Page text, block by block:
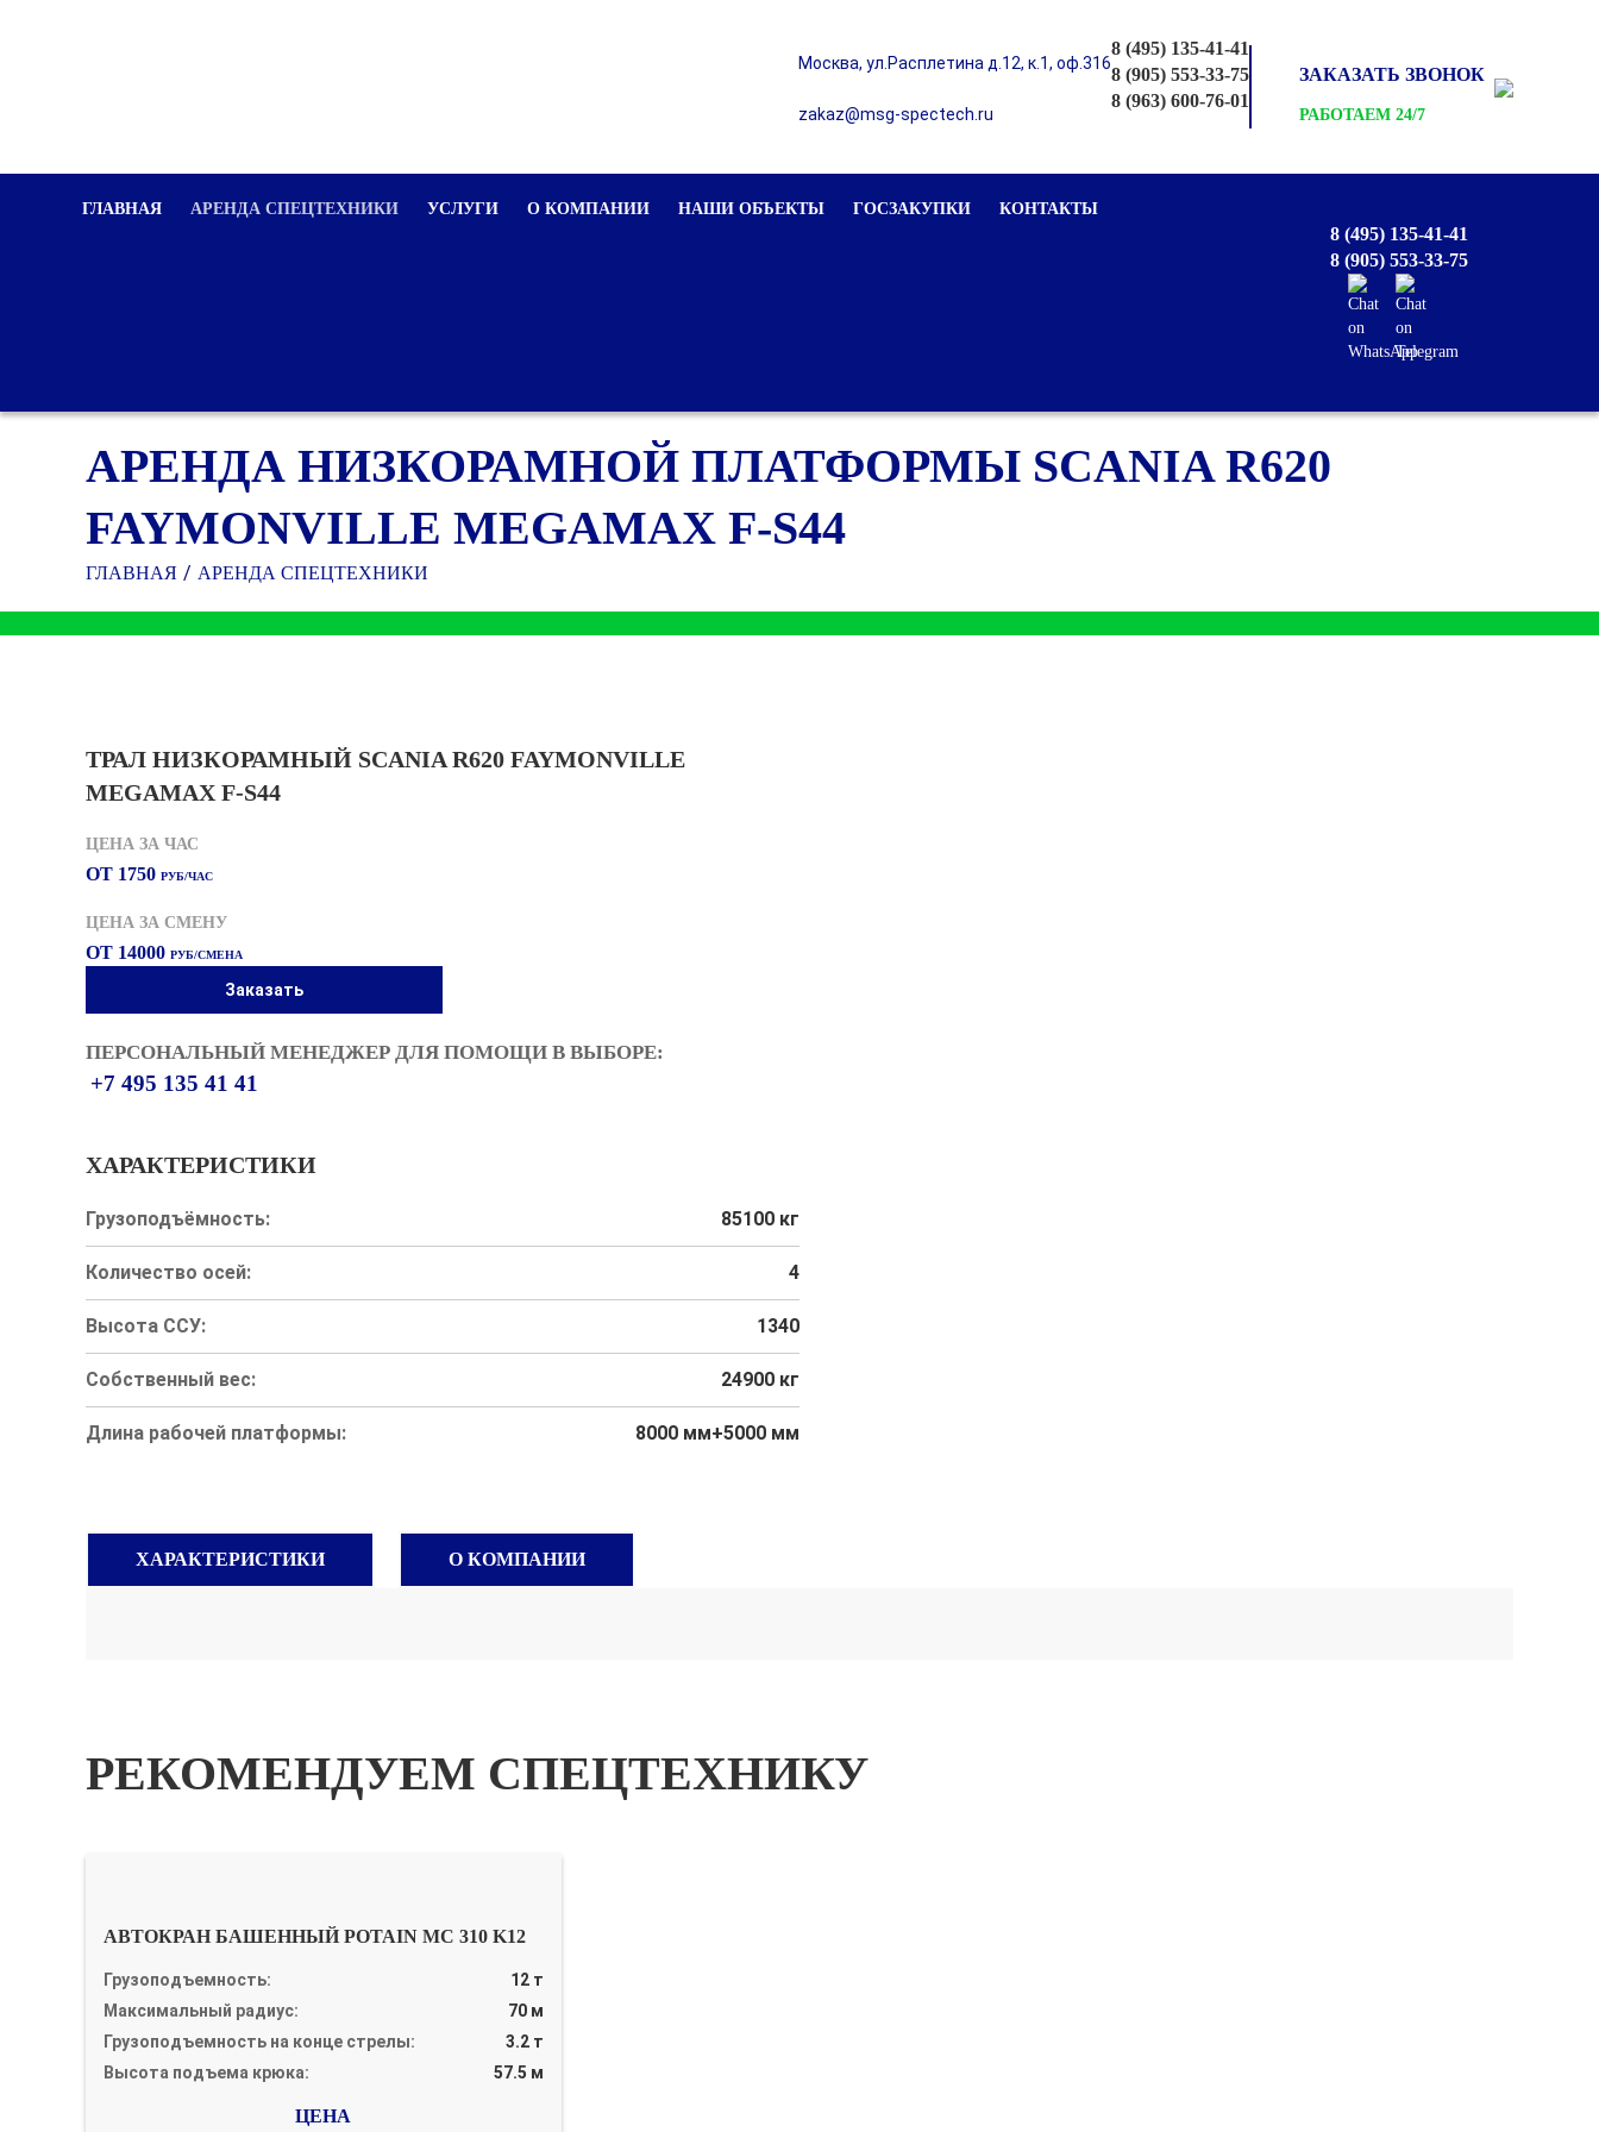
ГЛАВНАЯ АРЕНДА СПЕЦТЕХНИКИ УСЛУГИ О КОМПАНИИ НАШИ ОБЪЕКТЫ ГОСЗАКУПКИ КОНТАКТЫ
8 (495) 135-41-41
8 (905) 553-33-75
Москва, ул.Расплетина д.12, к.1, оф.316
zakaz@msg-spectech.ru
8 (495) 135-41-41
8 (905) 553-33-75
8 (963) 600-76-01
ЗАКАЗАТЬ ЗВОНОК
РАБОТАЕМ 24/7
АРЕНДА НИЗКОРАМНОЙ ПЛАТФОРМЫ SCANIA R620
FAYMONVILLE MEGAMAX F-S44
ГЛАВНАЯ АРЕНДА СПЕЦТЕХНИКИ
ТРАЛ НИЗКОРАМНЫЙ SCANIA R620 FAYMONVILLE
MEGAMAX F-S44
ЦЕНА ЗА ЧАС
ОТ 1750 РУБ/ЧАС
ЦЕНА ЗА СМЕНУ
ОТ 14000 РУБ/СМЕНА
Заказать
ПЕРСОНАЛЬНЫЙ МЕНЕДЖЕР ДЛЯ ПОМОЩИ В ВЫБОРЕ:
+7 495 135 41 41
ХАРАКТЕРИСТИКИ
Грузоподъёмность: 85100 кг
Количество осей: 4
Высота ССУ: 1340
Собственный вес: 24900 кг
Длина рабочей платформы: 8000 мм+5000 мм
ХАРАКТЕРИСТИКИ О КОМПАНИИ
РЕКОМЕНДУЕМ СПЕЦТЕХНИКУ
АВТОКРАН БАШЕННЫЙ POTAIN MC 310 K12
Грузоподъемность:
12 т
Максимальный радиус:
70 м
Грузоподъемность на конце стрелы:
3.2 т
Высота подъема крюка:
57.5 м